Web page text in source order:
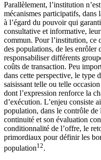
Parallèlement, l’institution
mécanismes participatifs, dans
à l’égard du pouvoir qui
consultative et informative,
commun. Pour l’institution, ce
des populations, de les enrôler
responsabiliser différents
coûts de transaction. Peu
dans cette perspective, le type
saisissant telle ou telle
dont l’expression renforce la
d’exécution. L’enjeu consiste
population, dans le contrôle de
continuité et son évaluation
conditionnalité de l’offre, le
primordiaux pour définir les
population12.